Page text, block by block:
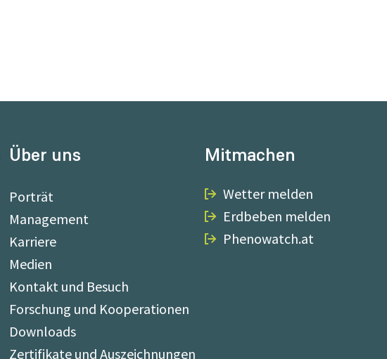
Über uns
Porträt
Management
Karriere
Medien
Kontakt und Besuch
Forschung und Kooperationen
Downloads
Zertifikate und Auszeichnungen
Mitmachen
Wetter melden
Erdbeben melden
Phenowatch.at